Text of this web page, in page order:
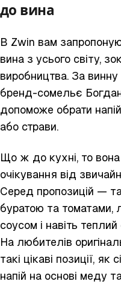
до вина
В Zwin вам
вина з усього світу,
виробництва. За винну
бренд-сомельє
допоможе обрати
або страви.
Що ж до кухні, то
очікування від
Серед пропозицій —
буратою та томатами,
соусом і навіть
На любителів
такі цікаві позиції,
напій на основі меду